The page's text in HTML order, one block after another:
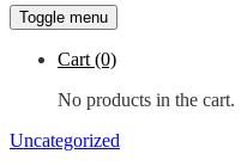
Toggle menu
Cart (0)
No products in the cart.
Uncategorized